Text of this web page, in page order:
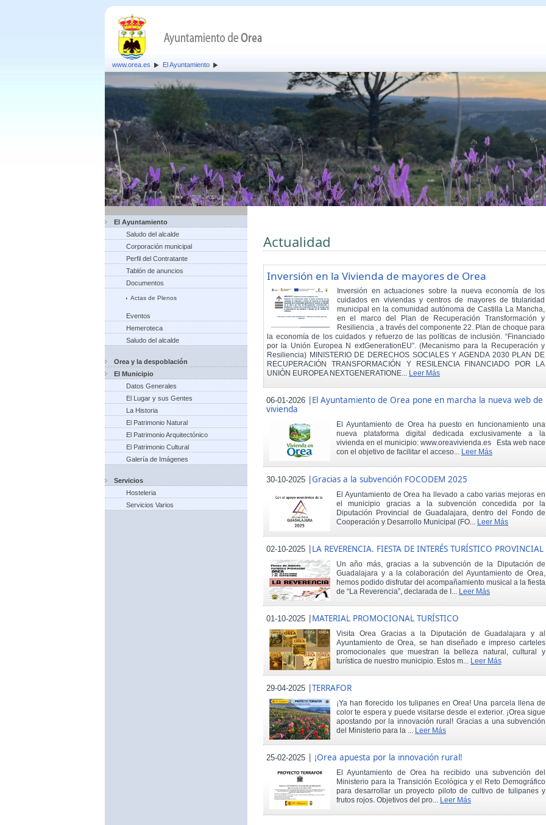
www.orea.es El Ayuntamiento
El Ayuntamiento
Saludo del alcalde
Corporación municipal
Perfil del Contratante
Tablón de anuncios
Documentos
Actas de Plenos
Eventos
Hemeroteca
Saludo del alcalde
Orea y la despoblación
El Municipio
Datos Generales
El Lugar y sus Gentes
La Historia
El Patrimonio Natural
El Patrimonio Arquitectónico
El Patrimonio Cultural
Galería de Imágenes
Servicios
Hosteleria
Servicios Varios
Actualidad
Inversión en la Vivienda de mayores de Orea
Inversión en actuaciones sobre la nueva economía de los
cuidados en viviendas y centros de mayores de titularidad
municipal en la comunidad autónoma de Castilla La Mancha,
en el marco del Plan de Recuperación Transformación y
Resiliencia , a través del componente 22. Plan de choque para
la economía de los cuidados y refuerzo de las políticas de inclusión. “Financiado
por la Unión Europea N extGenerationEU”. (Mecanismo para la Recuperación y
Resiliencia) MINISTERIO DE DERECHOS SOCIALES Y AGENDA 2030 PLAN DE
RECUPERACIÓN TRANSFORMACIÓN Y RESILENCIA FINANCIADO POR LA
UNIÓN EUROPEA NEXTGENERATIONE... Leer Más
06-01-2026 |El Ayuntamiento de Orea pone en marcha la nueva web de
vivienda
El Ayuntamiento de Orea ha puesto en funcionamiento una
nueva plataforma digital dedicada exclusivamente a la
vivienda en el municipio: www.oreavivienda.es Esta web nace
con el objetivo de facilitar el acceso... Leer Más
30-10-2025 |Gracias a la subvención FOCODEM 2025
El Ayuntamiento de Orea ha llevado a cabo varias mejoras en
el municipio gracias a la subvención concedida por la
Diputación Provincial de Guadalajara, dentro del Fondo de
Cooperación y Desarrollo Municipal (FO... Leer Más
02-10-2025 |LA REVERENCIA. FIESTA DE INTERÉS TURÍSTICO PROVINCIAL
Un año más, gracias a la subvención de la Diputación de
Guadalajara y a la colaboración del Ayuntamiento de Orea,
hemos podido disfrutar del acompañamiento musical a la fiesta
de “La Reverencia”, declarada de I... Leer Más
01-10-2025 |MATERIAL PROMOCIONAL TURÍSTICO
Visita Orea Gracias a la Diputación de Guadalajara y al
Ayuntamiento de Orea, se han diseñado e impreso carteles
promocionales que muestran la belleza natural, cultural y
turística de nuestro municipio. Estos m... Leer Más
29-04-2025 |TERRAFOR
¡Ya han florecido los tulipanes en Orea! Una parcela llena de
color te espera y puede visitarse desde el exterior. ¡Orea sigue
apostando por la innovación rural! Gracias a una subvención
del Ministerio para la ... Leer Más
25-02-2025 ¡Orea apuesta por la innovación rural!
El Ayuntamiento de Orea ha recibido una subvención del
Ministerio para la Transición Ecológica y el Reto Demográfico
para desarrollar un proyecto piloto de cultivo de tulipanes y
frutos rojos. Objetivos del pro... Leer Más